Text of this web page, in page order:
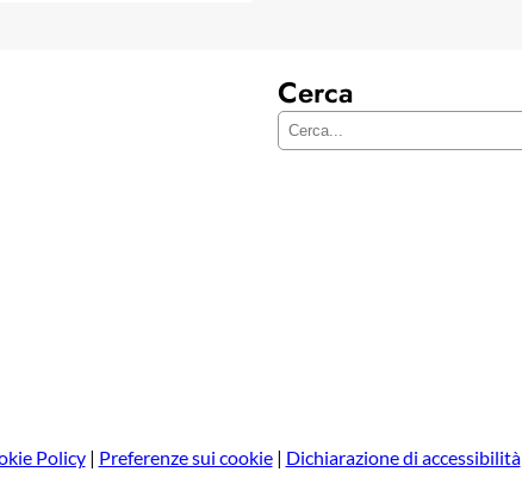
Cerca
C
Policy| Preferenze sui cookie| Dichiarazione di accessibilità